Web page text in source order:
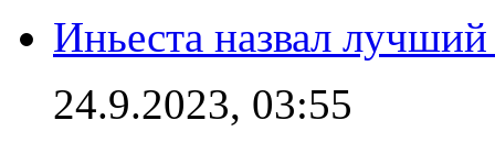
Иньеста назвал
24.9.2023, 03:55